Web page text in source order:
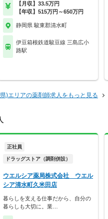
【月収】33.5万円
【年収】515万円～650万円
静岡県 駿東郡清水町
伊豆箱根鉄道駿豆線 三島広小
路駅
)エリアの薬剤師求人をもっと見る
正社員
ドラッグストア（調剤併設）
ウエルシア薬局株式会社 ウエル
シア清水町久米田店
暮らしを支える仕事だから、自分の
暮らしも大切に。業…